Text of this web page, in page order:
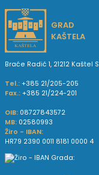
GRAD
KAŠTELA
Braće Radić 1, 21212 Kaštel
Tel.: +385 21/205-205
Fax.: +385 21/224-201
OIB: 08727843572
MB: 02580993
Žiro - IBAN:
HR79 2390 0011 8181 0000 4